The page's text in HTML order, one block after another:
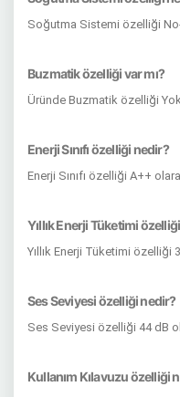
Soğutma Sistemi özelliği
Buzmatik özelliği var mı?
Üründe Buzmatik özelliği
Enerji Sınıfı özelliği nedir?
Enerji Sınıfı özelliği A++
Yıllık Enerji Tüketimi
Yıllık Enerji Tüketimi
Ses Seviyesi özelliği nedir?
Ses Seviyesi özelliği 44 dB
Kullanım Kılavuzu özelliği